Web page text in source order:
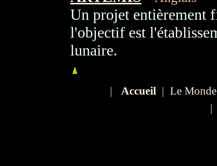
Un projet entièrement
l'objectif est
lunaire.
| Accueil | Le
|